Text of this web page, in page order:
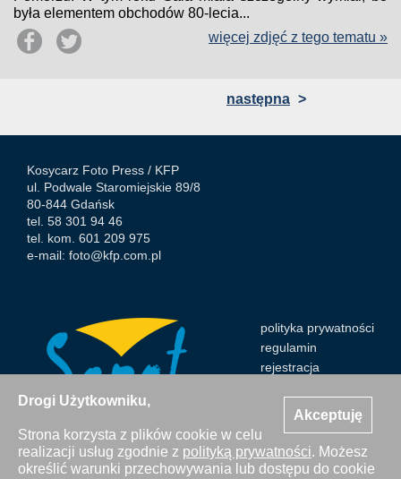
Akceptuję
Drogi Użytkowniku,
Strona korzysta z plików cookie w celu
realizacji usług zgodnie z polityką prywatności. Możesz
określić warunki przechowywania lub dostępu do cookie
była elementem obchodów 80-lecia...
więcej zdjęć z tego tematu »
następna >
Kosycarz Foto Press / KFP
ul. Podwale Staromiejskie 89/8
80-844 Gdańsk
tel. 58 301 94 46
tel. kom. 601 209 975
e-mail: foto@kfp.com.pl
polityka prywatności
regulamin
rejestracja
Wszystkie zdjęcia Agencji Kosycarz Foto Press/KFP są